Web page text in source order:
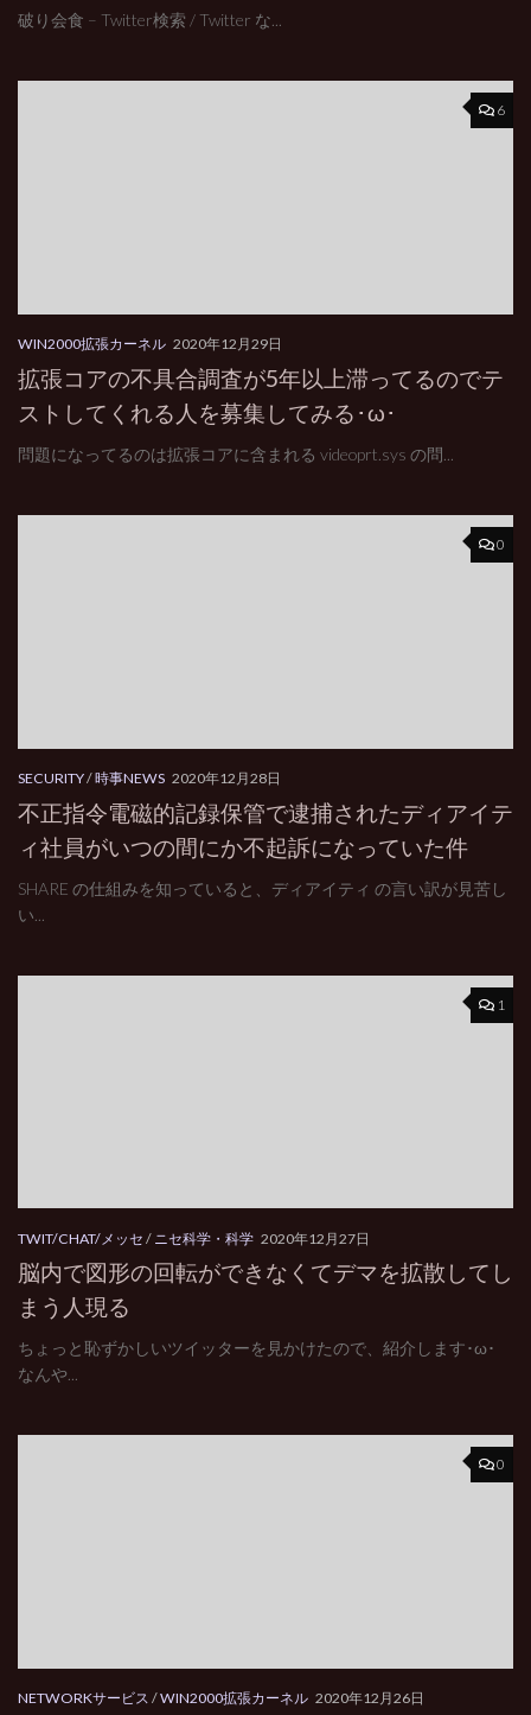
破り会食 – Twitter検索 / Twitter な...
6
WIN2000拡張カーネル 2020年12月29日
拡張コアの不具合調査が5年以上滞ってるのでテ
ストしてくれる人を募集してみる･ω･
問題になってるのは拡張コアに含まれる videoprt.sys の問...
0
SECURITY/時事NEWS 2020年12月28日
不正指令電磁的記録保管で逮捕されたディアイテ
ィ社員がいつの間にか不起訴になっていた件
SHARE の仕組みを知っていると、ディアイティ の言い訳が見苦し
い...
1
TWIT/CHAT/メッセ / ニセ科学・科学 2020年12月27日
脳内で図形の回転ができなくてデマを拡散してし
まう人現る
ちょっと恥ずかしいツイッターを見かけたので、紹介します･ω･
なんや...
0
NETWORKサービス /WIN2000拡張カーネル 2020年12月26日